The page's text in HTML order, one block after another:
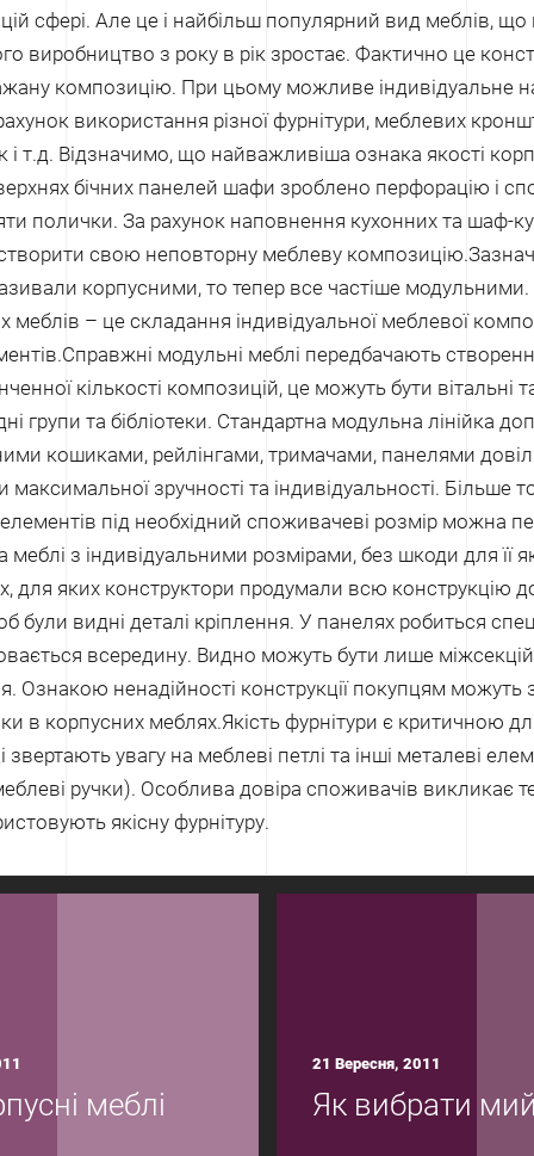
сфері. Але це і найбільш популярний вид меблів, що
виробництво з року в рік зростає. Фактично це
композицію. При цьому можливе індивідуальне
використання різної фурнітури, меблевих
і т.д. Відзначимо, що найважливіша ознака якості
бічних панелей шафи зроблено перфорацію і
полички. За рахунок наповнення кухонних та шаф-
свою неповторну меблеву композицію.
корпусними, то тепер все частіше
меблів – це складання індивідуальної меблевої
Справжні модульні меблі передбачають
кількості композицій, це можуть бути вітальні
групи та бібліотеки. Стандартна модульна лінійка
кошиками, рейлінгами, тримачами, панелями
максимальної зручності та індивідуальності. Більше
під необхідний споживачеві розмір можна
меблі з індивідуальними розмірами, без шкоди для її
для яких конструктори продумали всю конструкцію
були видні деталі кріплення. У панелях робиться
всередину. Видно можуть бути лише
Ознакою ненадійності конструкції покупцям можуть
в корпусних меблях.Якість фурнітури є критичною
увагу на меблеві петлі та інші металеві
ручки). Особлива довіра споживачів викликає
якісну фурнітуру.
меблі
21 Вересня, 2011
Як вибрати